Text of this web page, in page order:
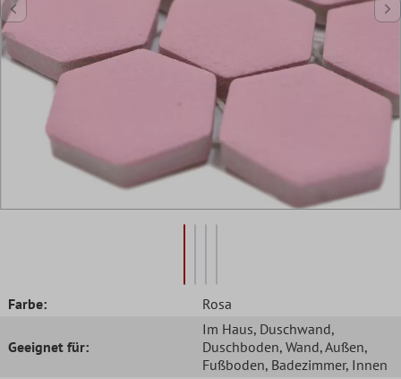
Farbe: Rosa
Geeignet für:
Im Haus, Duschwand,
Duschboden, Wand, Außen,
Fußboden, Badezimmer, Innen